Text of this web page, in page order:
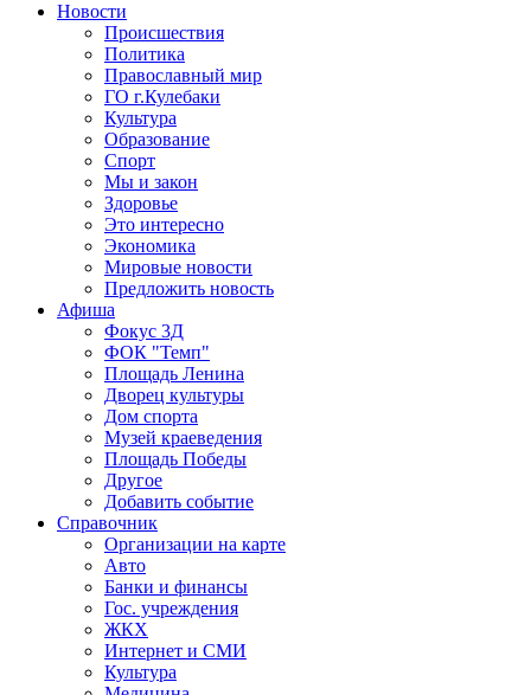
Новости
Происшествия
Политика
Православный мир
ГО г.Кулебаки
Культура
Образование
Спорт
Мы и закон
Здоровье
Это интересно
Экономика
Мировые новости
Предложить новость
Афиша
Фокус 3Д
ФОК "Темп"
Площадь Ленина
Дворец культуры
Дом спорта
Музей краеведения
Площадь Победы
Другое
Добавить событие
Справочник
Организации на карте
Авто
Банки и финансы
Гос. учреждения
ЖКХ
Интернет и СМИ
Культура